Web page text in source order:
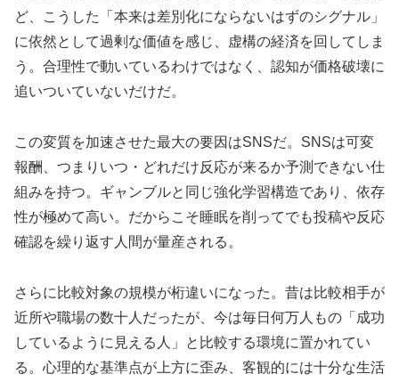
ど、こうした「本来は差別化にならないはずのシグナル」
に依然として過剰な価値を感じ、虚構の経済を回してしま
う。合理性で動いているわけではなく、認知が価格破壊に
追いついていないだけだ。
この変質を加速させた最大の要因はSNSだ。SNSは可変
報酬、つまりいつ・どれだけ反応が来るか予測できない仕
組みを持つ。ギャンブルと同じ強化学習構造であり、依存
性が極めて高い。だからこそ睡眠を削ってでも投稿や反応
確認を繰り返す人間が量産される。
さらに比較対象の規模が桁違いになった。昔は比較相手が
近所や職場の数十人だったが、今は毎日何万人もの「成功
しているように見える人」と比較する環境に置かれてい
る。心理的な基準点が上方に歪み、客観的には十分な生活